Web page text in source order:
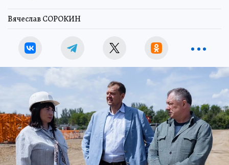
Вячеслав СОРОКИН